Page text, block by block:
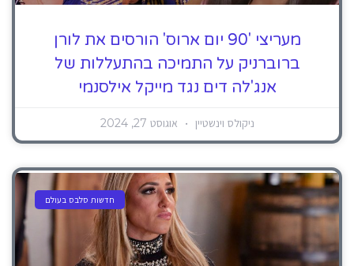
מעריצי '90 יום ארוס' הורסים את לורן
ברוברניק על התמיכה בהתעללות של
אנג'לה דים נגד מייקל אילסנמי
ניקולס וינשטיין אוגוסט 27, 2024
חדשות סלבס בעולם